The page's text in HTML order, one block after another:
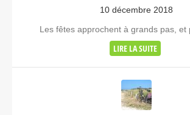
10 décembre 2018
Les fêtes approchent à grands pas, et
LIRE LA SUITE